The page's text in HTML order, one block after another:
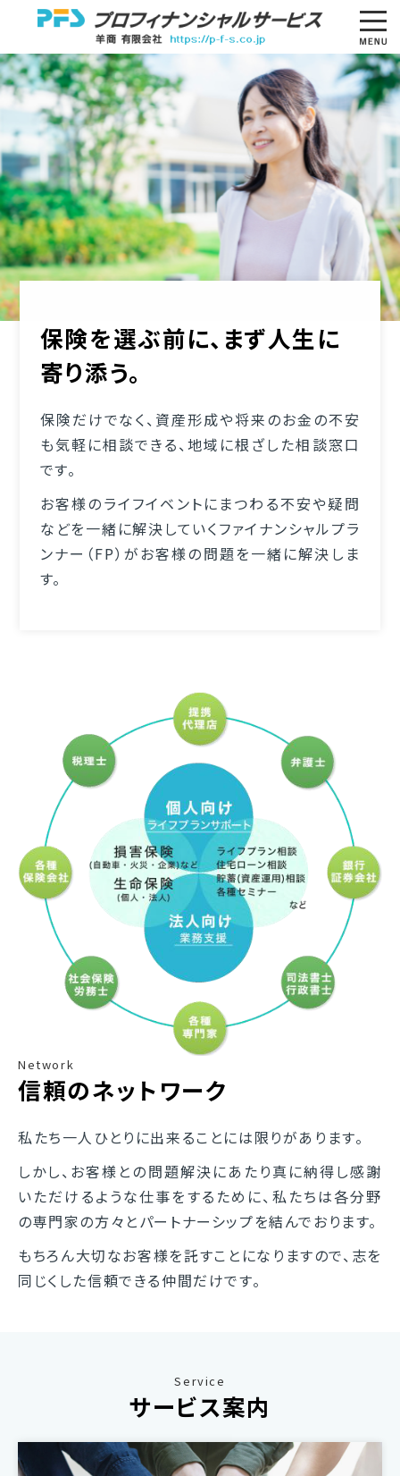
保険を選ぶ前に、まず人生に
寄り添う。
保険だけでなく、資産形成や将来のお金の不安
も気軽に相談できる、地域に根ざした相談窓口
です。
お客様のライフイベントにまつわる不安や疑問
などを一緒に解決していくファイナンシャルプラ
ンナー（FP）がお客様の問題を一緒に解決しま
す。
Network
信頼のネットワーク
私たち一人ひとりに出来ることには限りがあります。
しかし、お客様との問題解決にあたり真に納得し感謝
いただけるような仕事をするために、私たちは各分野
の専門家の方々とパートナーシップを結んでおります。
もちろん大切なお客様を託すことになりますので、志を
同じくした信頼できる仲間だけです。
Service
サービス案内